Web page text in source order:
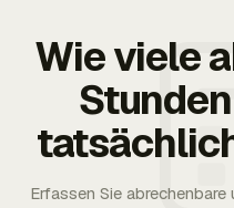
Wie viele
Erfassen Sie